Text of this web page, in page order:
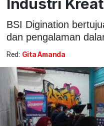
BSI Digination
dan pengalaman
Red: Gita Amanda